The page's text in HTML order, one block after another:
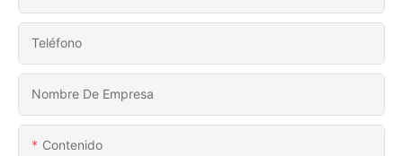
Teléfono
Nombre De Empresa
Contenido